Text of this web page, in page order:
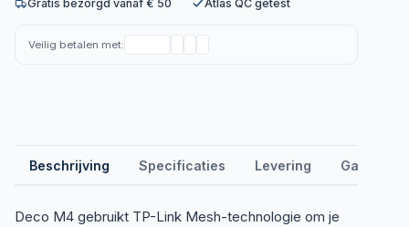
Gratis bezorgd vanaf € 50 Atlas QC getest
Veilig betalen met:
Beschrijving Specificaties Levering Garantie
Deco M4 gebruikt TP-Link Mesh-technologie om je